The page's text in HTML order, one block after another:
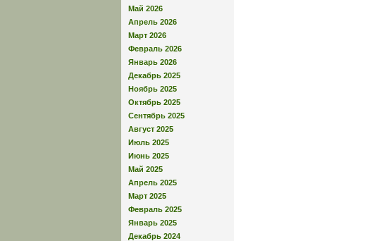
Май 2026
Апрель 2026
Март 2026
Февраль 2026
Январь 2026
Декабрь 2025
Ноябрь 2025
Октябрь 2025
Сентябрь 2025
Август 2025
Июль 2025
Июнь 2025
Май 2025
Апрель 2025
Март 2025
Февраль 2025
Январь 2025
Декабрь 2024